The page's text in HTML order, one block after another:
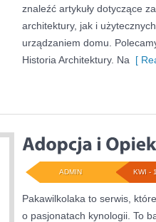
znaleźć artykuły dotyczące
architektury, jak i
urządzaniem domu.
Historia Architektury. Na [
KWI -
ADMIN
Pakawilkolaka to serwis,
o pasjonatach kynologii. To